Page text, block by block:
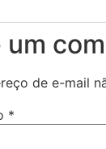
um
de e-mail
*